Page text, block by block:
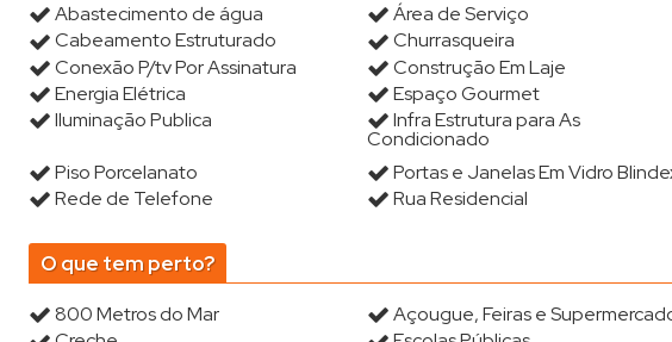
Abastecimento de água Área de Serviço
Cabeamento Estruturado
Churrasqueira
Conexão P/tv Por Assinatura
Construção Em Laje
Energia Elétrica
Espaço Gourmet
Iluminação Publica
Infra Estrutura para As
Condicionado
Piso Porcelanato
Portas e Janelas Em Vidro
Rede de Telefone
Rua Residencial
O que tem perto?
800 Metros do Mar Açougue, Feiras e